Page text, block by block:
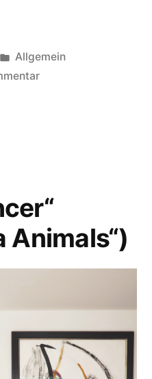
Veröffentlicht
in
Allgemein
zu
Animals“)